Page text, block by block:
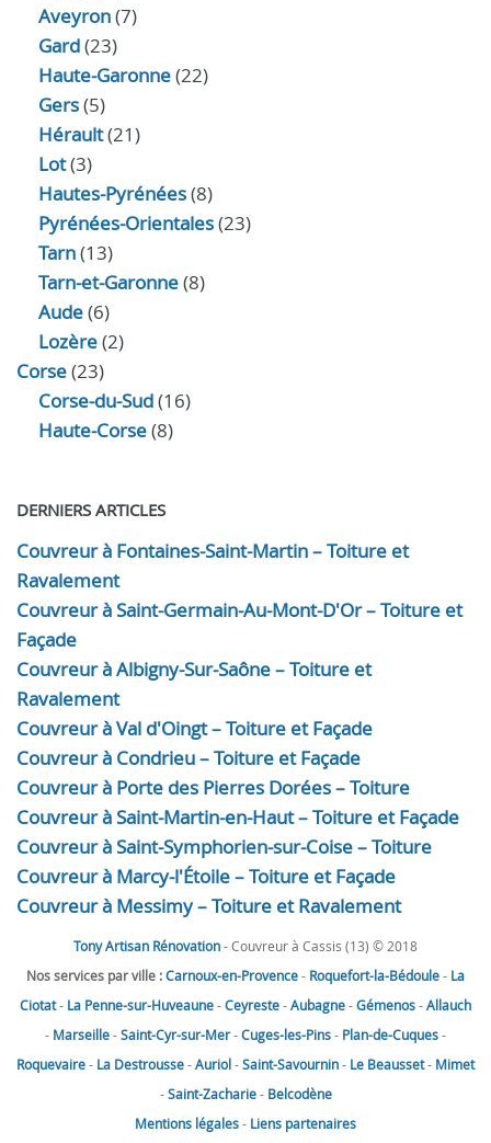
Aveyron(7)
Gard(23)
Haute-Garonne(22)
Gers(5)
Hérault(21)
Lot(3)
Hautes-Pyrénées(8)
Pyrénées-Orientales(23)
Tarn(13)
Tarn-et-Garonne(8)
Aude(6)
Lozère(2)
Corse(23)
Corse-du-Sud(16)
Haute-Corse(8)
DERNIERS ARTICLES
Couvreur à Fontaines-Saint-Martin – Toiture et
Ravalement
Couvreur à Saint-Germain-Au-Mont-D'Or – Toiture et
Façade
Couvreur à Albigny-Sur-Saône – Toiture et
Ravalement
Couvreur à Val d'Oingt – Toiture et Façade
Couvreur à Condrieu – Toiture et Façade
Couvreur à Porte des Pierres Dorées – Toiture
Couvreur à Saint-Martin-en-Haut – Toiture et Façade
Couvreur à Saint-Symphorien-sur-Coise – Toiture
Couvreur à Marcy-l'Étoile – Toiture et Façade
Couvreur à Messimy – Toiture et Ravalement
Tony Artisan Rénovation- Couvreur à Cassis (13) © 2018
Nos services par ville :Carnoux-en-Provence- Roquefort-la-Bédoule- La
Ciotat- La Penne-sur-Huveaune-Ceyreste-Aubagne-Gémenos-Allauch
- Marseille-Saint-Cyr-sur-Mer-Cuges-les-Pins- Plan-de-Cuques-
Roquevaire- La Destrousse-Auriol-Saint-Savournin- Le Beausset- Mimet
-Saint-Zacharie- Belcodène
Mentions légales- Liens partenaires